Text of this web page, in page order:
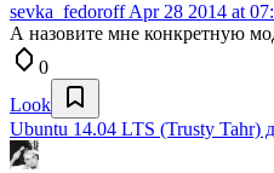
sevka_fedoroffApr 28 2014 at
А назовите мне конкретную
0
Look
Ubuntu 14.04 LTS (Trusty Tahr)